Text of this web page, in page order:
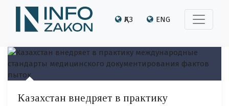
ҚАЗ ENG
Казахстан внедряет в практику